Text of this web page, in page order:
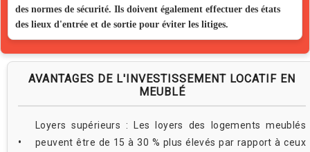
des normes de sécurité. Ils doivent également effectuer des états
des lieux d'entrée et de sortie pour éviter les litiges.
AVANTAGES DE L'INVESTISSEMENT LOCATIF EN
MEUBLÉ
Loyers supérieurs : Les loyers des logements meublés
peuvent être de 15 à 30 % plus élevés par rapport à ceux